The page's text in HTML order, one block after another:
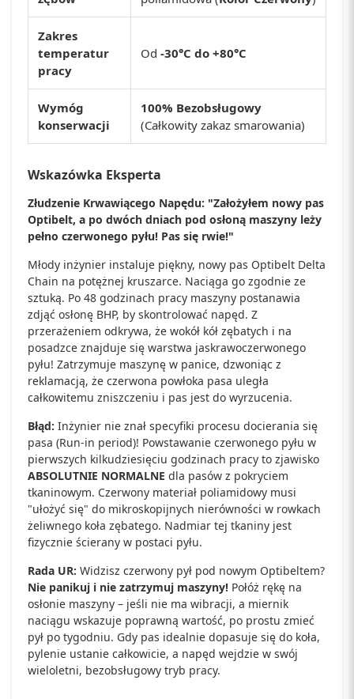
Zakres
temperatur
pracy
Od -30°C do +80°C
Wymóg
konserwacji
100% Bezobsługowy
(Całkowity zakaz smarowania)
Wskazówka Eksperta
Złudzenie Krwawiącego Napędu: "Założyłem nowy pas
Optibelt, a po dwóch dniach pod osłoną maszyny leży
pełno czerwonego pyłu! Pas się rwie!"
Młody inżynier instaluje piękny, nowy pas Optibelt Delta
Chain na potężnej kruszarce. Naciąga go zgodnie ze
sztuką. Po 48 godzinach pracy maszyny postanawia
zdjąć osłonę BHP, by skontrolować napęd. Z
przerażeniem odkrywa, że wokół kół zębatych i na
posadzce znajduje się warstwa jaskrawoczerwonego
pyłu! Zatrzymuje maszynę w panice, dzwoniąc z
reklamacją, że czerwona powłoka pasa uległa
całkowitemu zniszczeniu i pas jest do wyrzucenia.
Błąd: Inżynier nie znał specyfiki procesu docierania się
pasa (Run-in period)! Powstawanie czerwonego pyłu w
pierwszych kilkudziesięciu godzinach pracy to zjawisko
ABSOLUTNIE NORMALNE dla pasów z pokryciem
tkaninowym. Czerwony materiał poliamidowy musi
"ułożyć się" do mikroskopijnych nierówności w rowkach
żeliwnego koła zębatego. Nadmiar tej tkaniny jest
fizycznie ścierany w postaci pyłu.
Rada UR: Widzisz czerwony pył pod nowym Optibeltem?
Nie panikuj i nie zatrzymuj maszyny! Połóż rękę na
osłonie maszyny – jeśli nie ma wibracji, a miernik
naciągu wskazuje poprawną wartość, po prostu zmieć
pył po tygodniu. Gdy pas idealnie dopasuje się do koła,
pylenie ustanie całkowicie, a napęd wejdzie w swój
wieloletni, bezobsługowy tryb pracy.